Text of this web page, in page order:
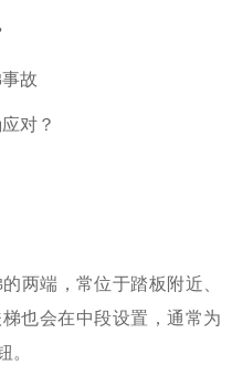
故
对？
两端，常位于踏板附近、
也会在中段设置，通常为
。